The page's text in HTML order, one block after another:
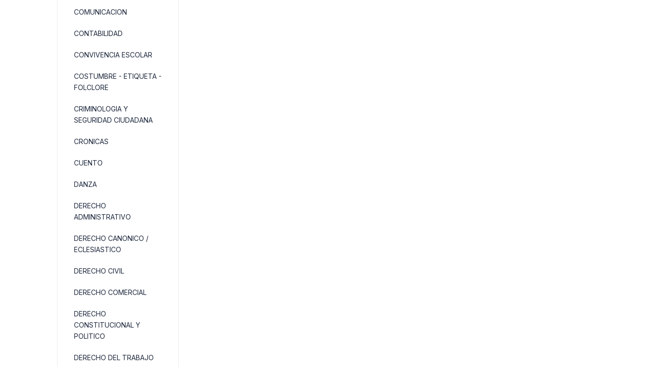
COMUNICACION
CONTABILIDAD
CONVIVENCIA ESCOLAR
COSTUMBRE - ETIQUETA -
FOLCLORE
CRIMINOLOGIA Y
SEGURIDAD CIUDADANA
CRONICAS
CUENTO
DANZA
DERECHO
ADMINISTRATIVO
DERECHO CANONICO /
ECLESIASTICO
DERECHO CIVIL
DERECHO COMERCIAL
DERECHO
CONSTITUCIONAL Y
POLITICO
DERECHO DEL TRABAJO